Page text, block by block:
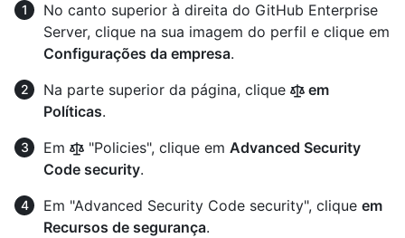
No canto superior à direita do GitHub Enterprise
Server, clique na sua imagem do perfil e clique em
Configurações da empresa.
Na parte superior da página, clique
em
Políticas.
Em
"Policies", clique em Advanced Security
Code security.
Em "Advanced Security Code security", clique em
Recursos de segurança.